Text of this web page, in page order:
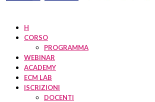
H
CORSO
PROGRAMMA
WEBINAR
ACADEMY
ECM LAB
ISCRIZIONI
DOCENTI